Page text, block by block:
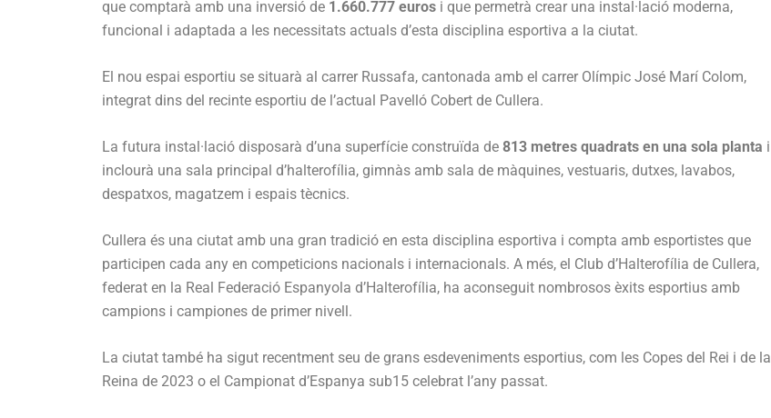
que comptarà amb una inversió de 1.660.777 euros i que permetrà crear una instal·lació moderna,
funcional i adaptada a les necessitats actuals d’esta disciplina esportiva a la ciutat.
El nou espai esportiu se situarà al carrer Russafa, cantonada amb el carrer Olímpic José Marí Colom,
integrat dins del recinte esportiu de l’actual Pavelló Cobert de Cullera.
La futura instal·lació disposarà d’una superfície construïda de 813 metres quadrats en una sola planta i
inclourà una sala principal d’halterofília, gimnàs amb sala de màquines, vestuaris, dutxes, lavabos,
despatxos, magatzem i espais tècnics.
Cullera és una ciutat amb una gran tradició en esta disciplina esportiva i compta amb esportistes que
participen cada any en competicions nacionals i internacionals. A més, el Club d’Halterofília de Cullera,
federat en la Real Federació Espanyola d’Halterofília, ha aconseguit nombrosos èxits esportius amb
campions i campiones de primer nivell.
La ciutat també ha sigut recentment seu de grans esdeveniments esportius, com les Copes del Rei i de la
Reina de 2023 o el Campionat d’Espanya sub15 celebrat l’any passat.